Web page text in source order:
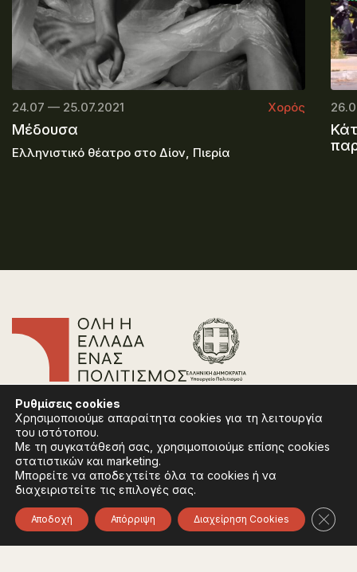
24.07 — 25.07.2021 Χορός
Μέδουσα
Ελληνιστικό θέατρο στο Δίον, Πιερία
Συχνές Ερωτήσεις
Πολιτική Απορρήτου
Όροι Χρήσης
Πολιτική Cookies
Ακολουθήστε:InstagramFacebook
Ρυθμίσεις cookies
Χρησιμοποιούμε απαραίτητα cookies για τη λειτουργία
του ιστότοπου.
Με τη συγκατάθεσή σας, χρησιμοποιούμε επίσης cookies
στατιστικών και marketing.
Μπορείτε να αποδεχτείτε όλα τα cookies ή να
διαχειριστείτε τις επιλογές σας.
Αποδοχή Απόρριψη Διαχείρηση Cookies